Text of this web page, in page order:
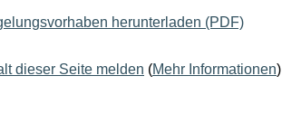
herunterladen (PDF)
dieser Seite melden (Mehr Informationen)